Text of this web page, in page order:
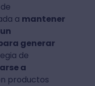
a mantener
generar
de
a
productos